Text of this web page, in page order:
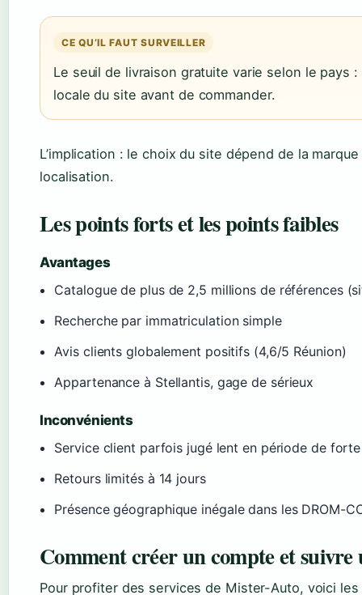
CE QU’IL FAUT SURVEILLER
Le seuil de livraison gratuite varie selon le pays
locale du site avant de commander.
L’implication : le choix du site dépend de la
localisation.
Les points forts et les points faibles
Avantages
Catalogue de plus de 2,5 millions de références
Recherche par immatriculation simple
Avis clients globalement positifs (4,6/5 Réunion)
Appartenance à Stellantis, gage de sérieux
Inconvénients
Service client parfois jugé lent en période de
Retours limités à 14 jours
Présence géographique inégale dans les DROM-
Comment créer un compte et suivre
Pour profiter des services de Mister-Auto, voici